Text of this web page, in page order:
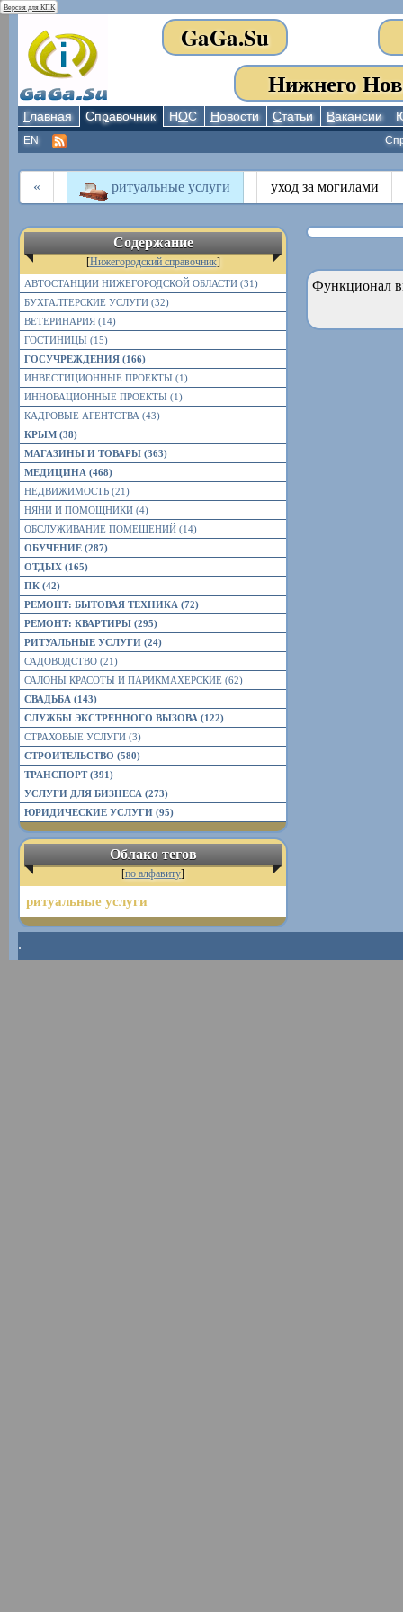
Версия для КПК
GaGa.Su
Нижнего
Главная Справочник НОС Новости Статьи Вакансии
EN
« ритуальные услуги уход за могилами
Содержание
[Нижегородский справочник]
АВТОСТАНЦИИ НИЖЕГОРОДСКОЙ ОБЛАСТИ (31)
БУХГАЛТЕРСКИЕ УСЛУГИ (32)
ВЕТЕРИНАРИЯ (14)
ГОСТИНИЦЫ (15)
ГОСУЧРЕЖДЕНИЯ (166)
ИНВЕСТИЦИОННЫЕ ПРОЕКТЫ (1)
ИННОВАЦИОННЫЕ ПРОЕКТЫ (1)
КАДРОВЫЕ АГЕНТСТВА (43)
КРЫМ (38)
МАГАЗИНЫ И ТОВАРЫ (363)
МЕДИЦИНА (468)
НЕДВИЖИМОСТЬ (21)
НЯНИ И ПОМОЩНИКИ (4)
ОБСЛУЖИВАНИЕ ПОМЕЩЕНИЙ (14)
ОБУЧЕНИЕ (287)
ОТДЫХ (165)
ПК (42)
РЕМОНТ: БЫТОВАЯ ТЕХНИКА (72)
РЕМОНТ: КВАРТИРЫ (295)
РИТУАЛЬНЫЕ УСЛУГИ (24)
САДОВОДСТВО (21)
САЛОНЫ КРАСОТЫ И ПАРИКМАХЕРСКИЕ (62)
СВАДЬБА (143)
СЛУЖБЫ ЭКСТРЕННОГО ВЫЗОВА (122)
СТРАХОВЫЕ УСЛУГИ (3)
СТРОИТЕЛЬСТВО (580)
ТРАНСПОРТ (391)
УСЛУГИ ДЛЯ БИЗНЕСА (273)
ЮРИДИЧЕСКИЕ УСЛУГИ (95)
Облако тегов
[по алфавиту]
ритуальные услуги
Функционал
.